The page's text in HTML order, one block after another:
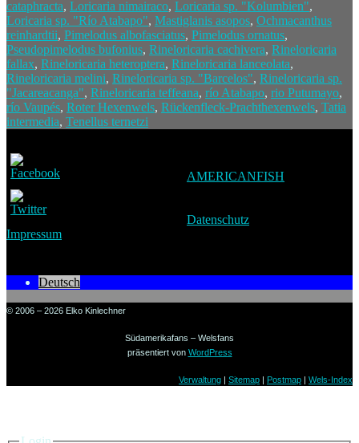
cataphracta, Loricaria nimairaco, Loricaria sp. "Kolumbien",
Loricaria sp. "Río Atabapo", Mastiglanis asopos, Ochmacanthus
reinhardtii, Pimelodus albofasciatus, Pimelodus ornatus,
Pseudopimelodus bufonius, Rineloricaria cachivera, Rineloricaria
fallax, Rineloricaria heteroptera, Rineloricaria lanceolata,
Rineloricaria melini, Rineloricaria sp. "Barcelos", Rineloricaria sp.
"Jacareacanga", Rineloricaria teffeana, río Atabapo, rio Putumayo,
río Vaupés, Roter Hexenwels, Rückenfleck-Prachthexenwels, Tatia
intermedia, Tenellus ternetzi
AMERICANFISH
Datenschutz
Impressum
Deutsch
© 2006 – 2026 Elko Kinlechner
Südamerikafans – Welsfans
präsentiert von WordPress
Verwaltung | Sitemap | Postmap | Wels-Index